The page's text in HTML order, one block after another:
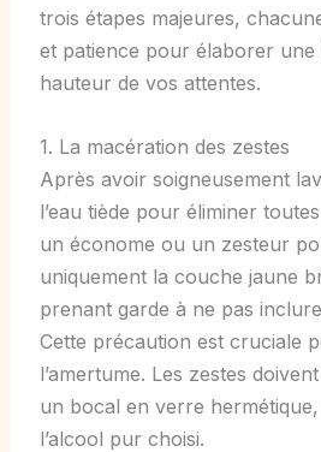
trois étapes majeures,
et patience pour élaborer une
hauteur de vos attentes.
1. La macération des zestes
Après avoir soigneusement
l’eau tiède pour éliminer
un économe ou un zesteur
uniquement la couche jaune
prenant garde à ne pas
Cette précaution est cruciale
l’amertume. Les zestes
un bocal en verre
l’alcool pur choisi.